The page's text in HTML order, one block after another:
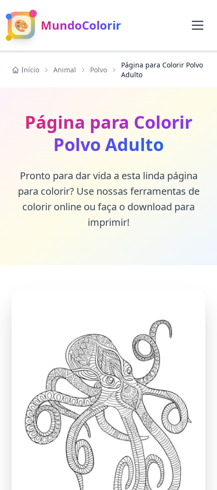
🎨 MundoColorir
Início Animal Polvo
Página para Colorir Polvo
Adulto
Página para Colorir
Polvo Adulto
Pronto para dar vida a esta linda página
para colorir? Use nossas ferramentas de
colorir online ou faça o download para
imprimir!